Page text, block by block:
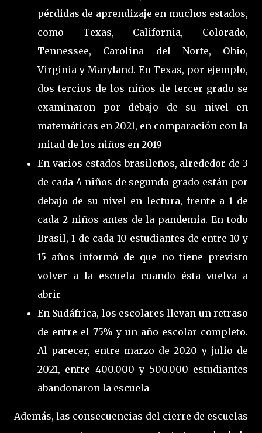
pérdidas de aprendizaje en muchos estados,
como Texas, California, Colorado,
Tennessee, Carolina del Norte, Ohio,
Virginia y Maryland. En Texas, por ejemplo,
dos tercios de los niños de tercer grado se
examinaron por debajo de su nivel en
matemáticas en 2021, en comparación con la
mitad de los niños en 2019
En varios estados brasileños, alrededor de 3
de cada 4 niños de segundo grado están por
debajo de su nivel en lectura, frente a 1 de
cada 2 niños antes de la pandemia. En todo
Brasil, 1 de cada 10 estudiantes de entre 10 y
15 años informó de que no tiene previsto
volver a la escuela cuando ésta vuelva a
abrir
En Sudáfrica, los escolares llevan un retraso
de entre el 75% y un año escolar completo.
Al parecer, entre marzo de 2020 y julio de
2021, entre 400.000 y 500.000 estudiantes
abandonaron la escuela
Además, las consecuencias del cierre de escuelas